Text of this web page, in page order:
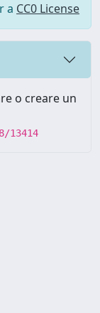
a CC0 License
o creare un
13414